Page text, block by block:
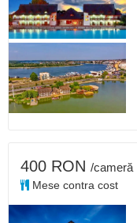
400 RON /cameră
Mese contra cost